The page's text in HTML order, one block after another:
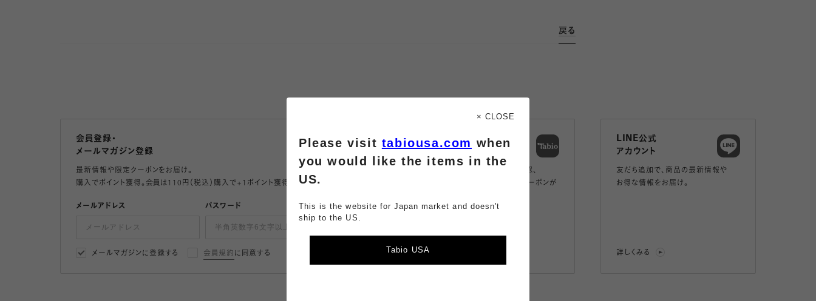
戻る
会員登録・
メールマガジン登録
最新情報や限定クーポンをお届け。
購入でポイント獲得。会員は110円（税込）購入で+1ポイント獲得。
メールアドレス パスワード
メールマガジンに登録する 会員規約 に同意する
スマートフォン
アプリ
商品の購入、店舗の在庫確認、
アプリ限定のコンテンツやクーポンが
LINE公式
アカウント
友だち追加で、 商品の最新情報や
お得な情報をお届け。
詳しくみる
× CLOSE
Please visit tabiousa.com when
you would like the items in the
US.
This is the website for Japan market and doesn't
ship to the US.
Tabio USA